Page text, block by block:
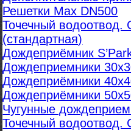
Решетки Max DN500
Точечный водоотвод.
(стандартная)
Дождеприёмник
Дождеприемники
Дождеприёмники
Дождеприёмники
Чугунные
Точечный водоотвод.